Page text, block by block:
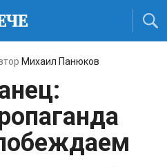
Михаил Панюков